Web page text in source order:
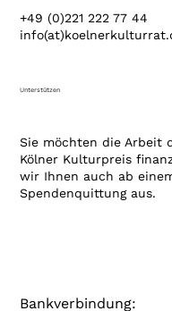
+49 (0)221 222 77 44
Bankverbindung:
Unterstützen
Sie möchten die Arbeit
Kölner Kulturpreis
wir Ihnen auch ab
Spendenquittung aus.